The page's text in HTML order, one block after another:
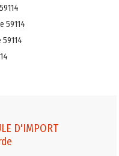
59114
D'IMPORT